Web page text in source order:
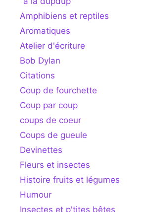
Amphibiens et reptiles
Aromatiques
Atelier d'écriture
Bob Dylan
Citations
Coup de fourchette
Coup par coup
coups de coeur
Coups de gueule
Devinettes
Fleurs et insectes
Histoire fruits et légumes
Humour
Insectes et p'tites bêtes